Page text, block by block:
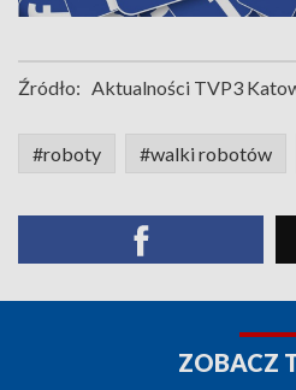
Źródło: Aktualności TVP3
#roboty #walki robotów
ZOBACZ